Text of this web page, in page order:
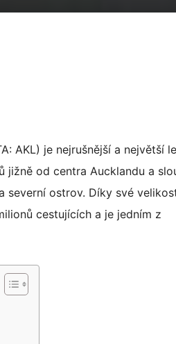
AKL) je nejrušnější a největší
jižně od centra Aucklandu a
severní ostrov. Díky své
cestujících a je jedním z